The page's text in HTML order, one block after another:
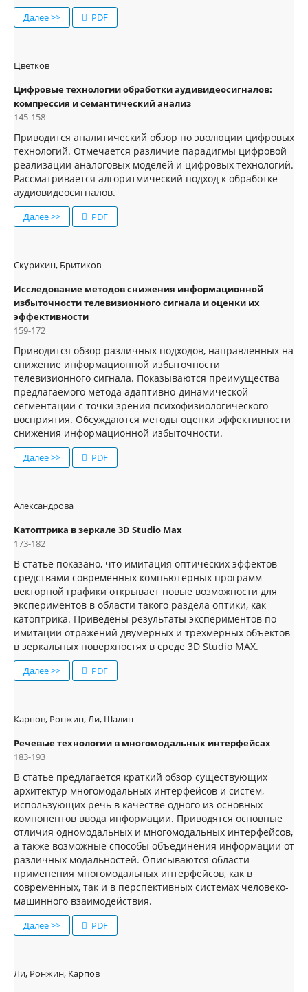
Далее >> PDF
Цветков
Цифровые технологии обработки аудивидеосигналов:
компрессия и семантический анализ
145-158
Приводится аналитический обзор по эволюции цифровых
технологий. Отмечается различие парадигмы цифровой
реализации аналоговых моделей и цифровых технологий.
Рассматривается алгоритмический подход к обработке
аудиовидеосигналов.
Далее >> PDF
Скурихин, Бритиков
Исследование методов снижения информационной
избыточности телевизионного сигнала и оценки их
эффективности
159-172
Приводится обзор различных подходов, направленных на
снижение информационной избыточности
телевизионного сигнала. Показываются преимущества
предлагаемого метода адаптивно-динамической
сегментации с точки зрения психофизиологического
восприятия. Обсуждаются методы оценки эффективности
снижения информационной избыточности.
Далее >> PDF
Александрова
Катоптрика в зеркале 3D Studio Max
173-182
В статье показано, что имитация оптических эффектов
средствами современных компьютерных программ
векторной графики открывает новые возможности для
экспериментов в области такого раздела оптики, как
катоптрика. Приведены результаты экспериментов по
имитации отражений двумерных и трехмерных объектов
в зеркальных поверхностях в среде 3D Studio MAX.
Далее >> PDF
Карпов, Ронжин, Ли, Шалин
Речевые технологии в многомодальных интерфейсах
183-193
В статье предлагается краткий обзор существующих
архитектур многомодальных интерфейсов и систем,
использующих речь в качестве одного из основных
компонентов ввода информации. Приводятся основные
отличия одномодальных и многомодальных интерфейсов,
а также возможные способы объединения информации от
различных модальностей. Описываются области
применения многомодальных интерфейсов, как в
современных, так и в перспективных системах человеко-
машинного взаимодействия.
Далее >> PDF
Ли, Ронжин, Карпов